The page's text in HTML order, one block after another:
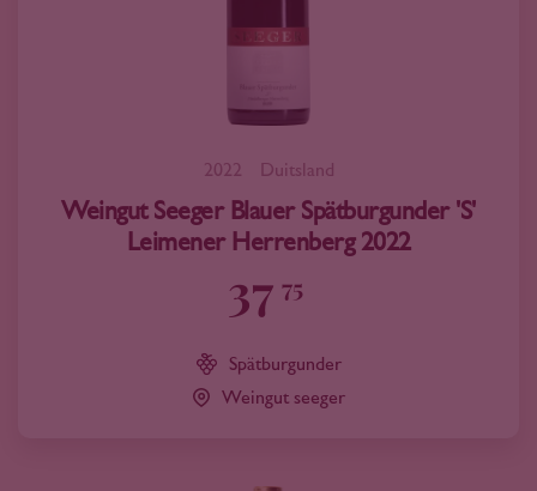
2022 Duitsland
Weingut Seeger Blauer Spätburgunder 'S'
Leimener Herrenberg 2022
37 75
Spätburgunder
Weingut seeger